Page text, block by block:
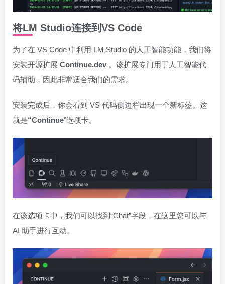
将LM Studio连接到VS Code
为了在 VS Code 中利用 LM Studio 的人工智能功能，我们将
安装开源扩展 Continue.dev 。该扩展专门用于人工智能代
码辅助，因此非常适合我们的需求。
安装完成后，你会看到 VS 代码侧边栏出现一个新标签。这
就是“Continue”选项卡。
在该选项卡中，我们可以找到“Chat”字段，在这里您可以与
AI 助手进行互动。